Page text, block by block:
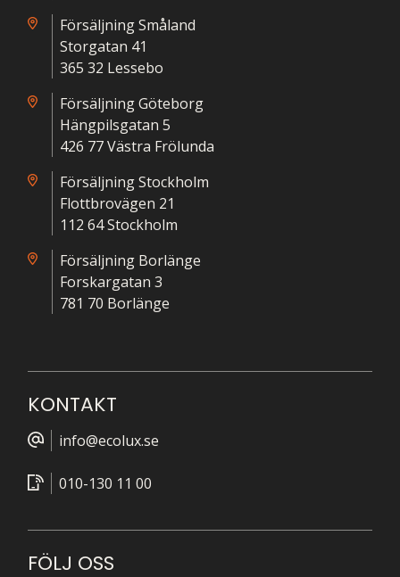
Försäljning Småland
Storgatan 41
365 32 Lessebo
Försäljning Göteborg
Hängpilsgatan 5
426 77 Västra Frölunda
Försäljning Stockholm
Flottbrovägen 21
112 64 Stockholm
Försäljning Borlänge
Forskargatan 3
781 70 Borlänge
KONTAKT
info@ecolux.se
010-130 11 00
FÖLJ OSS